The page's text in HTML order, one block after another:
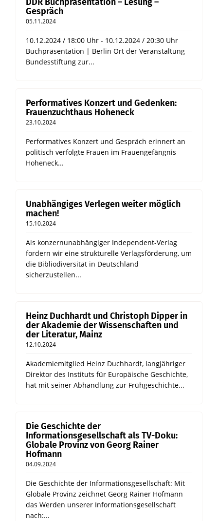
Gespräch
05.11.2024
10.12.2024 / 18:00 Uhr - 10.12.2024 / 20:30 Uhr
Buchpräsentation | Berlin Ort der Veranstaltung
Bundesstiftung zur...
Performatives Konzert und Gedenken:
Frauenzuchthaus Hoheneck
23.10.2024
Performatives Konzert und Gespräch erinnert an
politisch verfolgte Frauen im Frauengefängnis
Hoheneck...
Unabhängiges Verlegen weiter möglich
machen!
15.10.2024
Als konzernunabhängiger Independent-Verlag
fordern wir eine strukturelle Verlagsförderung, um
die Bibliodiversität in Deutschland
sicherzustellen...
Heinz Duchhardt und Christoph Dipper in
der Akademie der Wissenschaften und
der Literatur, Mainz
12.10.2024
Akademiemitglied Heinz Duchhardt, langjähriger
Direktor des Instituts für Europäische Geschichte,
hat mit seiner Abhandlung zur Frühgeschichte...
Die Geschichte der
Informationsgesellschaft als TV-Doku:
Globale Provinz von Georg Rainer
Hofmann
04.09.2024
Die Geschichte der Informationsgesellschaft: Mit
Globale Provinz zeichnet Georg Rainer Hofmann
das Werden unserer Informationsgesellschaft
nach:...